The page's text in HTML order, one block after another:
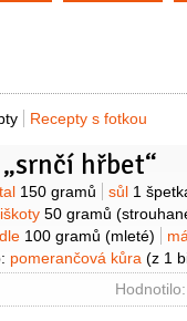
Recepty s fotkou
hřbet“
150 gramů sůl 1
50 gramů
100 gramů (mleté)
pomerančová kůra (z 1
pomerančová 250 mililitrů
gramů
likér
Hodnotilo: